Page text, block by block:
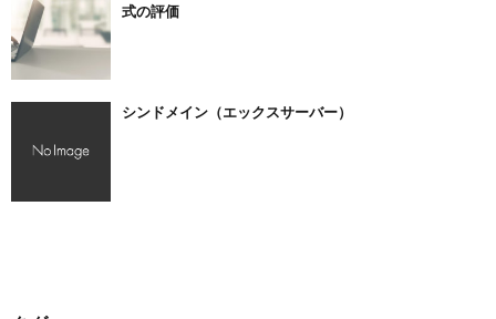
式の評価
シンドメイン（エックスサーバー）